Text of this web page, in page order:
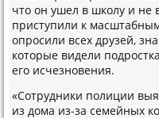
что он ушел в школу и не
приступили к
опросили всех друзей,
которые видели
его исчезновения.
«Сотрудники полиции
из дома из-за семейных